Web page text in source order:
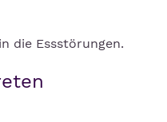
die Essstörungen.